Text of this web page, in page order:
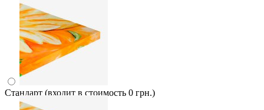
Стандарт (входит в стоимость 0 грн.)